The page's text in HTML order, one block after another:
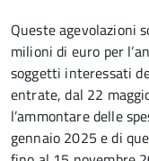
Queste agevolazioni
milioni di euro per
soggetti interessati
entrate, dal 22
l’ammontare delle
gennaio 2025 e di